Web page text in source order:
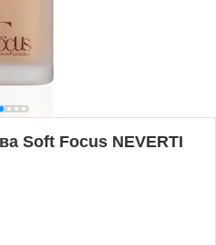
Soft Focus NEVERTI